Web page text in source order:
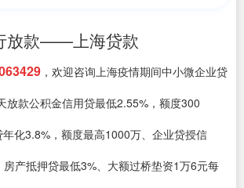
放款——上海贷款
，欢迎咨询上海疫情期间中小微企业贷
放款公积金信用贷最低2.55%，额度300
化3.8%，额度最高1000万、企业贷授信
产抵押贷最低3%、大额过桥垫资1万6元每